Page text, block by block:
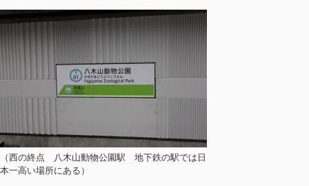
（西の終点 八木山動物公園駅 地下鉄の駅では日
本一高い場所にある）